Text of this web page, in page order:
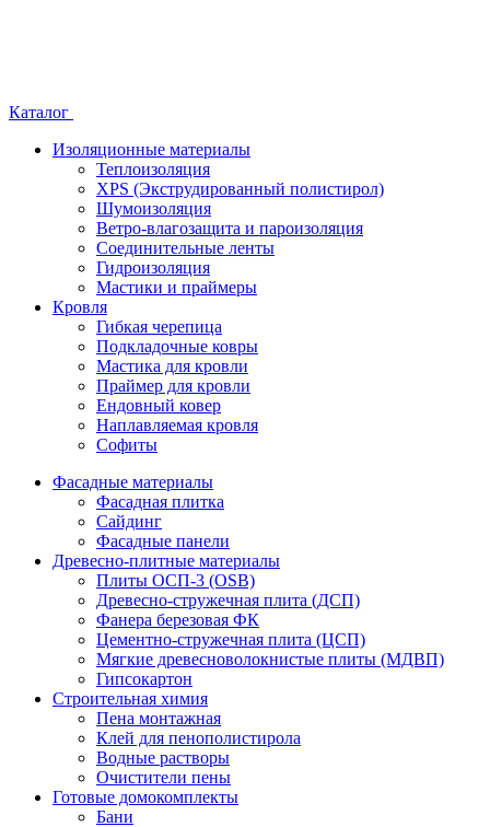
Каталог
Изоляционные материалы
Теплоизоляция
XPS (Экструдированный полистирол)
Шумоизоляция
Ветро-влагозащита и пароизоляция
Соединительные ленты
Гидроизоляция
Мастики и праймеры
Кровля
Гибкая черепица
Подкладочные ковры
Мастика для кровли
Праймер для кровли
Ендовный ковер
Наплавляемая кровля
Софиты
Фасадные материалы
Фасадная плитка
Сайдинг
Фасадные панели
Древесно-плитные материалы
Плиты ОСП-3 (OSB)
Древесно-стружечная плита (ДСП)
Фанера березовая ФК
Цементно-стружечная плита (ЦСП)
Мягкие древесноволокнистые плиты (МДВП)
Гипсокартон
Строительная химия
Пена монтажная
Клей для пенополистирола
Водные растворы
Очистители пены
Готовые домокомплекты
Бани